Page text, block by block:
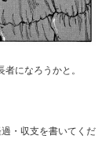
になろうかと。
・収支を書いてくだ